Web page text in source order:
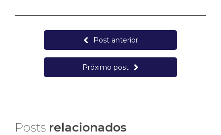
Post anterior
Próximo post
Posts relacionados